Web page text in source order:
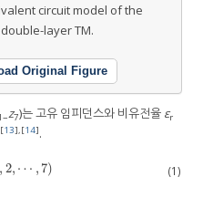
circuit model of the
layer TM.
Original Figure
z7)는 고유 임피던스와 비유전율 εr
[13],[14].
, 2, ⋯ , 7)
, ⋯, 7 ) (1)